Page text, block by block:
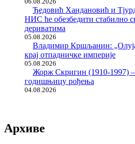
Ђедовић Хандановић и
НИС ће обезбедити стабилно
дериватима
05.08.2026
Владимир Кршљанин:
крај отпадничке империје
05.08.2026
Жорж Скригин (1910-1997)
годишњицу рођења
04.08.2026
Архиве